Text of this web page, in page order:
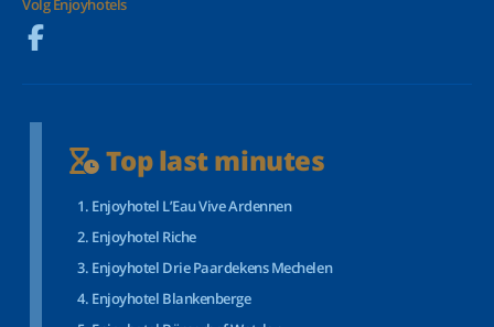
Volg Enjoyhotels
Top last minutes
Enjoyhotel L’Eau Vive Ardennen
Enjoyhotel Riche
Enjoyhotel Drie Paardekens Mechelen
Enjoyhotel Blankenberge